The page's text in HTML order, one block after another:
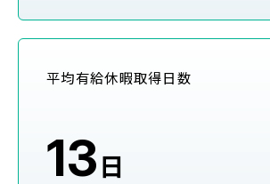
平均有給休暇取得日数
13 日